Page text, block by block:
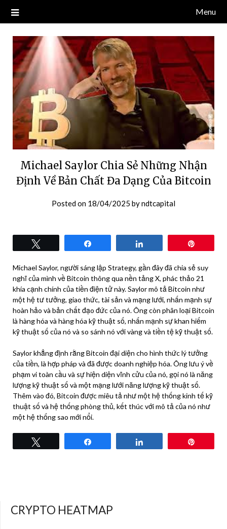
NDT CAPITAL | BLOG TIỀN
ĐIỆN TỬ CRYPTO
Blog về thị trường crypto, tiền điện tử, tiền mã hoá, công nghệ
blockchain.
Menu
Michael Saylor Chia Sẻ Những Nhận
Định Về Bản Chất Đa Dạng Của Bitcoin
Posted on 18/04/2025 byndtcapital
Michael Saylor, người sáng lập Strategy, gần đây đã chia sẻ suy
nghĩ của mình về Bitcoin thông qua nền tảng X, phác thảo 21
khía cạnh chính của tiền điện tử này. Saylor mô tả Bitcoin như
một hệ tư tưởng, giao thức, tài sản và mạng lưới, nhấn mạnh sự
hoàn hảo và bản chất đạo đức của nó. Ông còn phân loại Bitcoin
là hàng hóa và hàng hóa kỹ thuật số, nhấn mạnh sự khan hiếm
kỹ thuật số của nó và so sánh nó với vàng và tiền tệ kỹ thuật số.
Saylor khẳng định rằng Bitcoin đại diện cho hình thức lý tưởng
của tiền, là hợp pháp và đã được doanh nghiệp hóa. Ông lưu ý về
phạm vi toàn cầu và sự hiện diện vĩnh cửu của nó, gọi nó là năng
lượng kỹ thuật số và một mạng lưới năng lượng kỹ thuật số.
Thêm vào đó, Bitcoin được miêu tả như một hệ thống kinh tế kỹ
thuật số và hệ thống phòng thủ, kết thúc với mô tả của nó như
một hệ thống sao mới nổi.
CRYPTO HEATMAP